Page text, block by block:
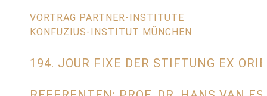
VORTRAG PARTNER-INSTITUTE
KONFUZIUS-INSTITUT MÜNCHEN
194. JOUR FIXE DER STIFTUNG EX